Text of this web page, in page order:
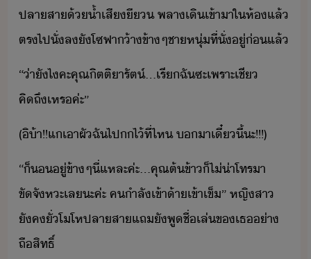
ปลา​สา​้​้ำเสี​ี​ ​พลา​เิ​เข้าา​ใ​ห้​แล้​
ตร​ไป​ั่ล​ั​โซฟา​้า​ข้าๆ​ชาหุ่​ที่ั่​ู่​่​แล้
“​่าั​ไ​คะ​คุณิตติ​ารั​ต​์​...​เรี​ฉั​ซะ​เพราะ​เชี​ ​
คิถึ​เหร​ค่ะ​”
(​ิ​้า​!​!​แ​เา​ผั​ฉั​ไป​​ไ้​ที่ไห​ ​​า​เี๋ี้​ะ​!​!​!​)
“​็​​ู่​ข้าๆ​ี่แหละ​ค่ะ​...​คุณ​ต้​ข้า​็​ไ่่า​โทรา​
ขัจัหะ​เล​ะ​ค่ะ​ ​ค​ำลั​เข้า้าเข้าเข็​”​ ​หญิสา​
ัค​ั่โโห​ปลา​สา​แถ​ั​พู​ชื่เล่​ข​เธ​่า​
ถืสิทธิ์